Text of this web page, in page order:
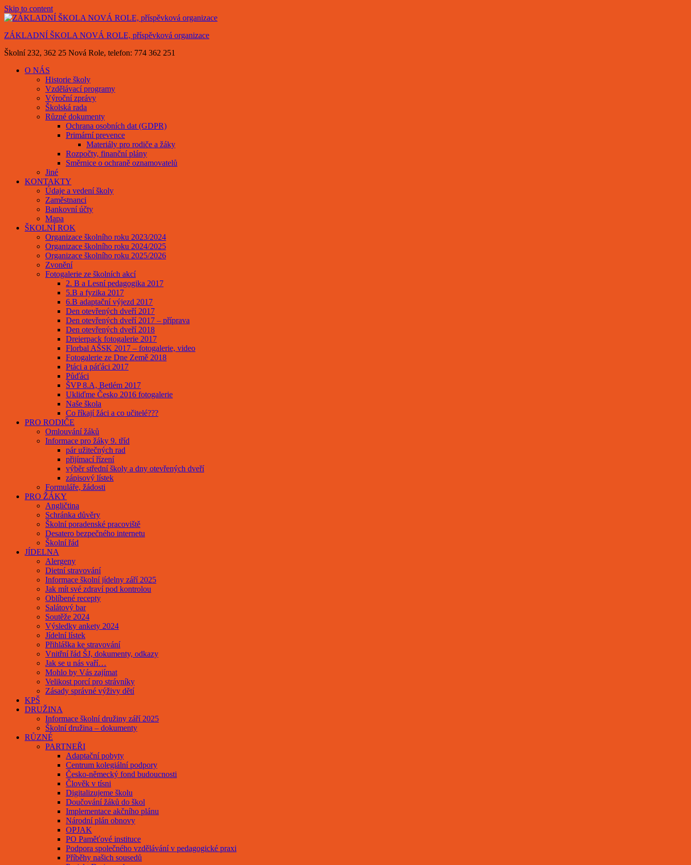
Skip to content
ZÁKLADNÍ ŠKOLA NOVÁ ROLE, příspěvková organizace
Školní 232, 362 25 Nová Role, telefon: 774 362 251
O NÁS
Historie školy
Vzdělávací programy
Výroční zprávy
Školská rada
Různé dokumenty
Ochrana osobních dat (GDPR)
Primární prevence
Materiály pro rodiče a žáky
Rozpočty, finanční plány
Směrnice o ochraně oznamovatelů
Jiné
KONTAKTY
Údaje a vedení školy
Zaměstnanci
Bankovní účty
Mapa
ŠKOLNÍ ROK
Organizace školního roku 2023/2024
Organizace školního roku 2024/2025
Organizace školního roku 2025/2026
Zvonění
Fotogalerie ze školních akcí
2. B a Lesní pedagogika 2017
5.B a fyzika 2017
6.B adaptační výjezd 2017
Den otevřených dveří 2017
Den otevřených dveří 2017 – příprava
Den otevřených dveří 2018
Dreierpack fotogalerie 2017
Florbal AŠSK 2017 – fotogalerie, video
Fotogalerie ze Dne Země 2018
Ptáci a páťáci 2017
Půďáci
ŠVP 8.A, Betlém 2017
Ukliďme Česko 2016 fotogalerie
Naše škola
Co říkají žáci a co učitelé???
PRO RODIČE
Omlouvání žáků
Informace pro žáky 9. tříd
pár užitečných rad
přijímací řízení
výběr střední školy a dny otevřených dveří
zápisový lístek
Formuláře, žádosti
PRO ŽÁKY
Angličtina
Schránka důvěry
Školní poradenské pracoviště
Desatero bezpečného internetu
Školní řád
JÍDELNA
Alergeny
Dietní stravování
Informace školní jídelny září 2025
Jak mít své zdraví pod kontrolou
Oblíbené recepty
Salátový bar
Soutěže 2024
Výsledky ankety 2024
Jídelní lístek
Přihláška ke stravování
Vnitřní řád ŠJ, dokumenty, odkazy
Jak se u nás vaří…
Mohlo by Vás zajímat
Velikost porcí pro strávníky
Zásady správné výživy dětí
KPŠ
DRUŽINA
Informace školní družiny září 2025
Školní družina – dokumenty
RŮZNÉ
PARTNEŘI
Adaptační pobyty
Centrum kolegiální podpory
Česko-německý fond budoucnosti
Člověk v tísni
Digitalizujeme školu
Doučování žáků do škol
Implementace akčního plánu
Národní plán obnovy
OPJAK
PO Paměťové instituce
Podpora společného vzdělávání v pedagogické praxi
Příběhy našich sousedů